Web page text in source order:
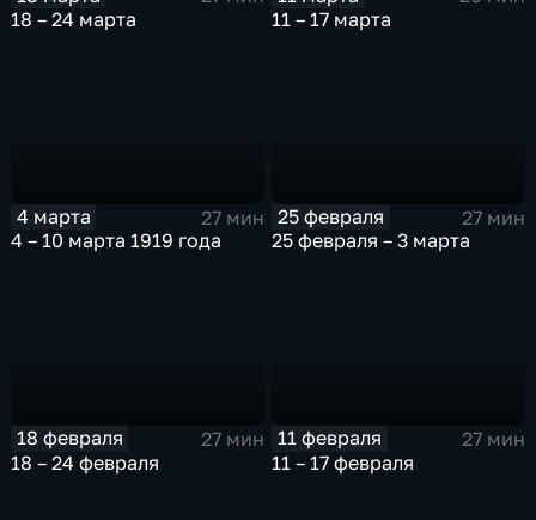
18 – 24 марта
11 – 17 марта
4 марта
27 мин
4 – 10 марта 1919 года
25 февраля
27 мин
25 февраля – 3 марта
18 февраля
27 мин
18 – 24 февраля
11 февраля
27 мин
11 – 17 февраля